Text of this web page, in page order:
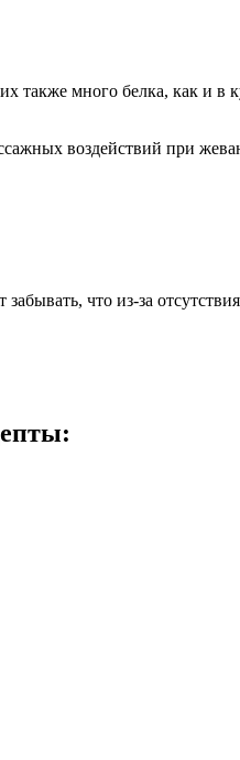
много белка, как и в
воздействий при
что из-за